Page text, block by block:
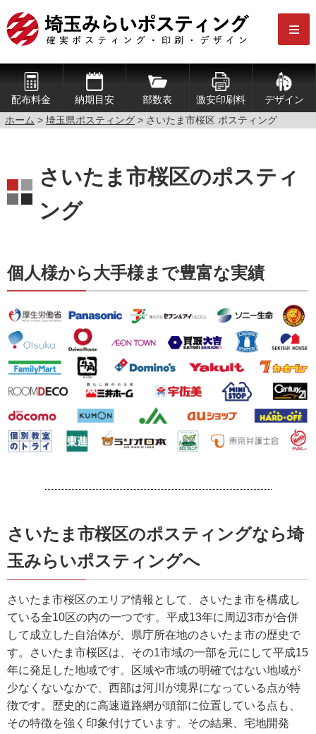
配布料金 納期目安 部数表 激安印刷料
デザイン
ホーム > 埼玉県ポスティング> さいたま市桜区 ポスティング
さいたま市桜区のポスティ
ング
個人様から大手様まで豊富な実績
さいたま市桜区のポスティングなら埼
玉みらいポスティングへ
さいたま市桜区のエリア情報として、さいたま市を構成し
ている全10区の内の一つです。平成13年に周辺3市が合併
して成立した自治体が、県庁所在地のさいたま市の歴史で
す。さいたま市桜区は、その1市域の一部を元にして平成15
年に発足した地域です。区域や市域の明確ではない地域が
少なくないなかで、西部は河川が境界になっている点が特
徴です。歴史的に高速道路網が頭部に位置している点も、
その特徴を強く印象付けています。その結果、宅地開発